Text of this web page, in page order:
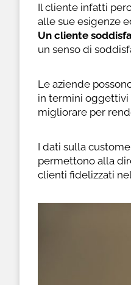
Il cliente infatti
alle sue esigenze
Un cliente
un senso di
Le aziende
in termini oggettivi
migliorare per
I dati sulla
permettono alla
clienti fidelizzati